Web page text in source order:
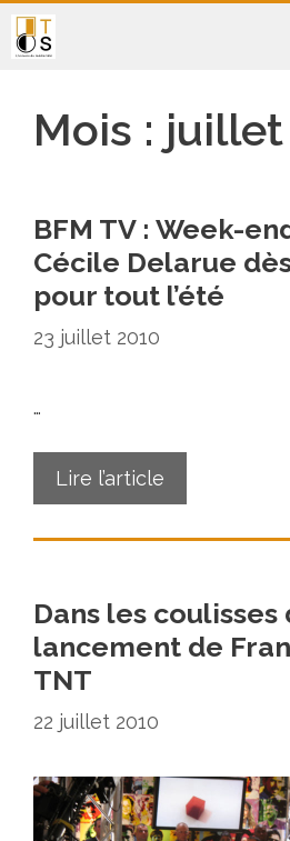
Aller
au
Mois : juillet
BFM TV : Week-
Cécile Delarue
pour tout l’été
23 juillet 2010
…
Lire l’article
Dans les coulisses
lancement de
TNT
22 juillet 2010